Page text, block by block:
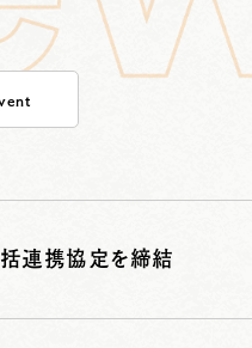
連携協定を締結